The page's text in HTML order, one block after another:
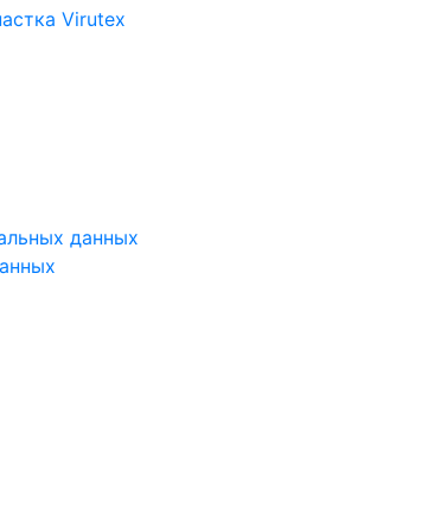
Virutex
данных